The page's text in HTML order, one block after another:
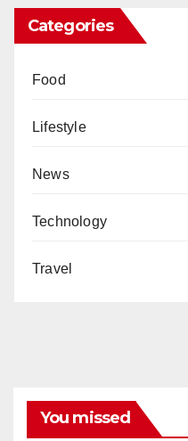
Categories
Food
Lifestyle
News
Technology
Travel
You missed